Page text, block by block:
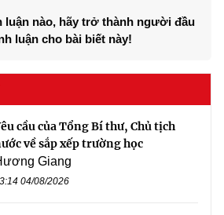
luận nào, hãy trở thành người đầu
luận cho bài biết này!
cầu của Tổng Bí thư, Chủ tịch
về sắp xếp trường học
Giang
04/08/2026